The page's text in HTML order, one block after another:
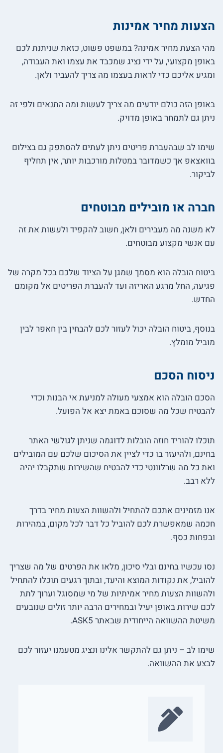
הצעות מחיר אמינות
מהי הצעת מחיר אמינה? במשפט פשוט, כזאת שניתנת לכם
באופן מקצועי, על ידי נציג שמכבד את עצמו ואת העבודה,
ומגיע אליכם כדי לראות בעצמו מה צריך להעביר ולאן.
באופן הזה כולם יודעים מה צריך לעשות ומה התנאים ולפי זה
ניתן גם לתמחר באופן מדויק.
שימו לב שבהעברת פריטים ניתן לעתים להסתפק גם בצילום
בוואצאפ אך כשמדובר במטלות מורכבות יותר, אין תחליף
לביקור.
חברה או מובילים מבוטחים
לא משנה מה מעבירים ולאן, חשוב להקפיד ולעשות את זה
עם אנשי מקצוע מבוטחים.
ביטוח הובלה הוא מסמך שמגן על הציוד שלכם בכל מקרה של
פגיעה, החל מרגע האריזה ועד להעברת הפריטים אל מקומם
החדש.
בנוסף, ביטוח הובלה יכול לעזור לכם להבחין בין חאפר לבין
מוביל מומלץ.
ניסוח הסכם
הסכם הובלה הוא אמצעי מעולה למניעת אי הבנות וכדי
להבטיח שכל מה שסוכם באמת יצא אל הפועל.
תוכלו להוריד חוזה הובלות לדוגמה שניתן לגולשי האתר
בחינם, ולהיעזר בו כדי לציין את הסיכום שלכם עם המובילים
ואת כל מה שרלוונטי כדי להבטיח שהשירות שתקבלו יהיה
ללא רבב.
אנו מזמינים אתכם להתחיל ולהשוות הצעות מחיר בדרך
חכמה שמאפשרת לכם להוביל כל דבר לכל מקום, במהירות
ובפחות כסף.
נסו עכשיו בחינם ובלי סיכון, מלאו את הפרטים של מה שצריך
להוביל, את נקודות המוצא והיעד, ובתוך רגעים תוכלו להתחיל
ולהשוות הצעות מחיר אמיתיות של מי שמסוגל וערוך לתת
לכם שירות באופן יעיל ובמחירים הרבה יותר זולים שנובעים
משיטת ההשוואה הייחודית שבאתר ASK5.
שימו לב – ניתן גם להתקשר אלינו ונציג מטעמנו יעזור לכם
לבצע את ההשוואה.